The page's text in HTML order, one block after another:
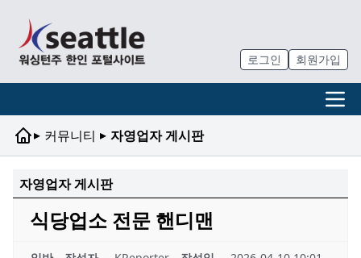
로그인 회원가입
▸ 커뮤니티 ▸ 자영업자 게시판
자영업자 게시판
식당업소 전문 핸디맨